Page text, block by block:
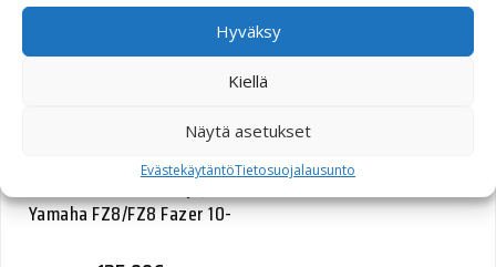
Hyväksy
Kiellä
Näytä asetukset
EvästekäytäntöTietosuojalausunto
Frame Slider -sarja,
Yamaha FZ8/FZ8 Fazer 10-